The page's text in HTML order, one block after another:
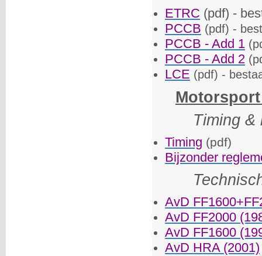
ETRC (pdf) -
PCCB (pdf) -
PCCB - Add 1
PCCB - Add 2
LCE (pdf) -
Motorsport
Timing &
Timing (pdf)
Bijzonder
AvD
AvD FF2000
AvD FF1600
AvD HRA (2001)